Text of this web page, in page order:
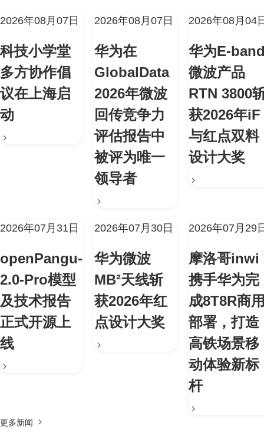
2026年08月07日
科技小学堂
多方协作倡
议在上海启
动
2026年08月07日
华为在
GlobalData
2026年微波
回传竞争力
评估报告中
被评为唯一
领导者
2026年08月04
华为E-
微波产品
RTN 3800
获2026年iF
与红点双料
设计大奖
2026年07月31日
openPangu-
2.0-Pro模型
及技术报告
正式开源上
线
2026年07月30日
华为微波
MB²天线斩
获2026年红
点设计大奖
2026年07月29
摩洛哥inwi
携手华为完
成8T8R商
部署，打造
高铁场景移
动体验新标
杆
更多新闻